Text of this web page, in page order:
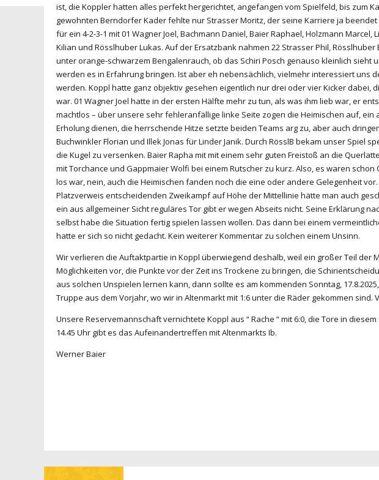
ist, die Koppler hatten alles perfekt hergerichtet, angefangen vom Spielfeld, bis zum
gewohnten Berndorfer Kader fehlte nur Strasser Moritz, der seine Karriere ja
für ein 4-2-3-1 mit 01 Wagner Joel, Bachmann Daniel, Baier Raphael, Holzmann
Kilian und Rösslhuber Lukas. Auf der Ersatzbank nahmen 22 Strasser Phil,
unter orange-schwarzem Bengalenrauch, ob das Schiri Posch genauso kleinlich
werden es in Erfahrung bringen. Ist aber eh nebensächlich, vielmehr interessiert
werden. Koppl hatte ganz objektiv gesehen eigentlich nur drei oder vier Kicker
war. 01 Wagner Joel hatte in der ersten Hälfte mehr zu tun, als was ihm lieb war, er
machtlos – über unsere sehr fehleranfällige linke Seite zogen die Heimischen auf,
Erholung dienen, die herrschende Hitze setzte beiden Teams arg zu, aber auch
Buchwinkler Florian und Illek Jonas für Linder Janik. Durch RösslB bekam unser
die Kugel zu versenken. Baier Rapha mit mit einem sehr guten Freistoß an die
mit Torchance und Gappmaier Wolfi bei einem Rutscher zu kurz. Also, es waren
los war, nein, auch die Heimischen fanden noch die eine oder andere Gelegenheit
Platzverweis entscheidenden Zweikampf auf Höhe der Mittellinie hätte man auch
ein aus allgemeiner Sicht reguläres Tor gibt er wegen Abseits nicht. Seine Erklärung
selbst habe die Situation fertig spielen lassen wollen. Das dann bei einem
hatte er sich so nicht gedacht. Kein weiterer Kommentar zu solchen einem Unsinn.
Wir verlieren die Auftaktpartie in Koppl überwiegend deshalb, weil ein großer Teil
Möglichkeiten vor, die Punkte vor der Zeit ins Trockene zu bringen, die
aus solchen Unspielen lernen kann, dann sollte es am kommenden Sonntag,
Truppe aus dem Vorjahr, wo wir in Altenmarkt mit 1:6 unter die Räder gekommen
Unsere Reservemannschaft vernichtete Koppl aus “ Rache “ mit 6:0, die Tore in
14.45 Uhr gibt es das Aufeinandertreffen mit Altenmarkts Ib.
Werner Baier